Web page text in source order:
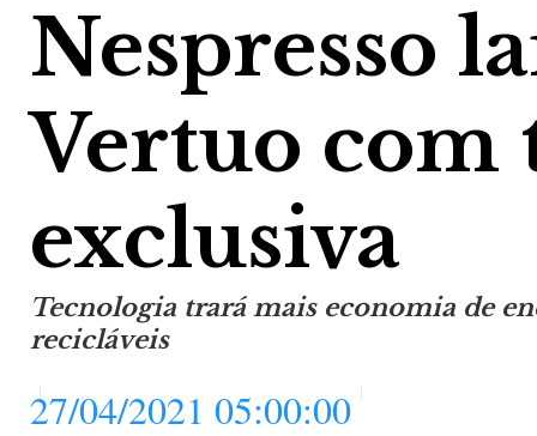
Nespresso
Vertuo com
exclusiva
Tecnologia trará mais economia de
recicláveis
27/04/2021 05:00:00